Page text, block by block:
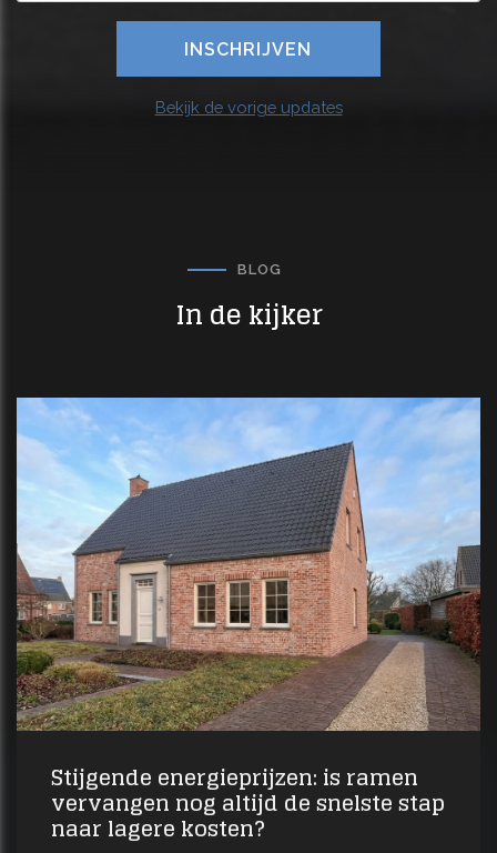
Bekijk de vorige updates
BLOG
In de kijker
Stijgende energieprijzen: is ramen
vervangen nog altijd de snelste stap
naar lagere kosten?